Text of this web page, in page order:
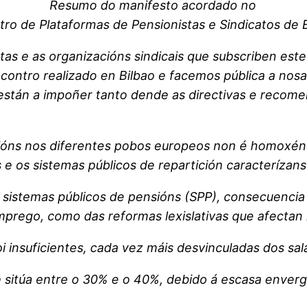
Resumo do manifesto acordado no
de Plataformas de Pensionistas e Sindicatos de
e as organizacións sindicais que subscriben
realizado en Bilbao e facemos pública a
a impoñer tanto dende as directivas e
nos diferentes pobos europeos non é
os sistemas públicos de repartición
públicos de pensións (SPP),
como das reformas lexislativas que
cada vez máis desvinculadas dos
entre o 30% e o 40%, debido á escasa